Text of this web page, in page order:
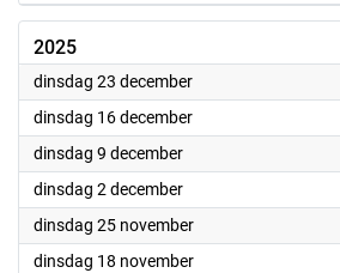
2025
dinsdag 23 december2025
dinsdag 16 december2025
dinsdag 9 december2025
dinsdag 2 december2025
dinsdag 25 november2025
dinsdag 18 november2025